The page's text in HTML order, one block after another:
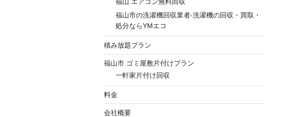
福山市の洗濯機回収業者-洗濯機の回収・買取・
処分ならYMエコ
積み放題プラン
福山市 ゴミ屋敷片付けプラン
一軒家片付け回収
料金
会社概要